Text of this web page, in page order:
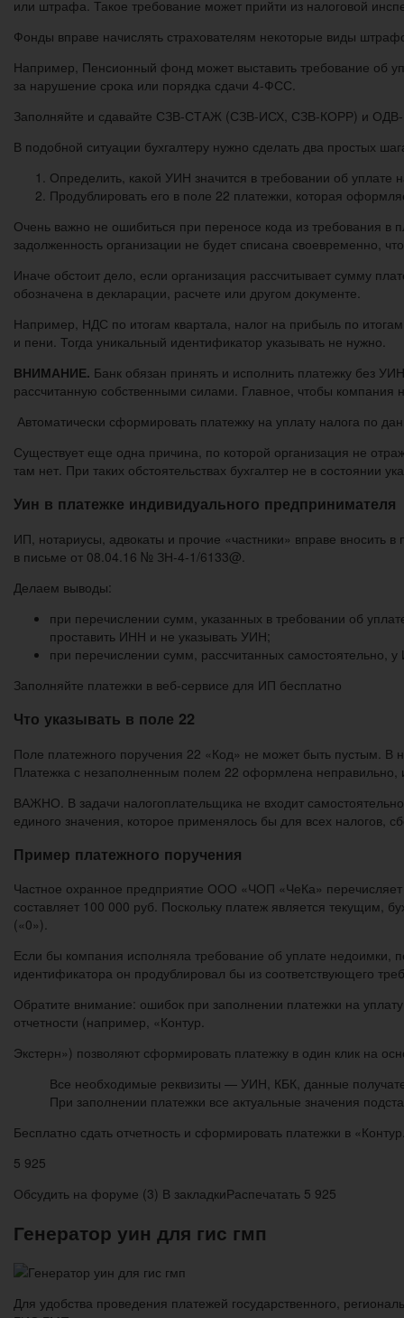
или штрафа. Такое требование может прийти из налоговой
Фонды вправе начислять страхователям некоторые виды
Например, Пенсионный фонд может выставить требование об
за нарушение срока или порядка сдачи 4-ФСС.
Заполняйте и сдавайте СЗВ-СТАЖ (СЗВ-ИСХ, СЗВ-КОРР) и ОДВ-1
В подобной ситуации бухгалтеру нужно сделать два простых
Определить, какой УИН значится в требовании об уплате
Продублировать его в поле 22 платежки, которая
Очень важно не ошибиться при переносе кода из требования в
задолженность организации не будет списана своевременно,
Иначе обстоит дело, если организация рассчитывает сумму
обозначена в декларации, расчете или другом документе.
Например, НДС по итогам квартала, налог на прибыль по
и пени. Тогда уникальный идентификатор указывать не нужно.
ВНИМАНИЕ. Банк обязан принять и исполнить платежку без
рассчитанную собственными силами. Главное, чтобы компания
Автоматически сформировать платежку на уплату налога по
Существует еще одна причина, по которой организация не
там нет. При таких обстоятельствах бухгалтер не в состоянии
Уин в платежке индивидуального предпринимателя
ИП, нотариусы, адвокаты и прочие «частники» вправе вносить
в письме от 08.04.16 № ЗН-4-1/6133@.
Делаем выводы:
при перечислении сумм, указанных в требовании об
проставить ИНН и не указывать УИН;
при перечислении сумм, рассчитанных самостоятельно,
Заполняйте платежки в веб-сервисе для ИП бесплатно
Что указывать в поле 22
Поле платежного поручения 22 «Код» не может быть пустым. В
Платежка с незаполненным полем 22 оформлена неправильно,
ВАЖНО. В задачи налогоплательщика не входит
единого значения, которое применялось бы для всех налогов,
Пример платежного поручения
Частное охранное предприятие ООО «ЧОП «ЧеКа»
составляет 100 000 руб. Поскольку платеж является текущим,
(«0»).
Если бы компания исполняла требование об уплате
идентификатора он продублировал бы из соответствующего
Обратите внимание: ошибок при заполнении платежки на
отчетности (например, «Контур.
Экстерн») позволяют сформировать платежку в один клик на
Все необходимые реквизиты — УИН, КБК, данные
При заполнении платежки все актуальные значения
Бесплатно сдать отчетность и сформировать платежки в
5 925
Обсудить на форуме (3) В закладкиРаспечатать 5 925
Генератор уин для гис гмп
Для удобства проведения платежей государственного,